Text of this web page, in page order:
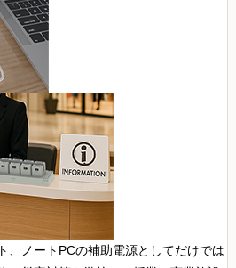
、ノートPCの補助電源としてだけでは